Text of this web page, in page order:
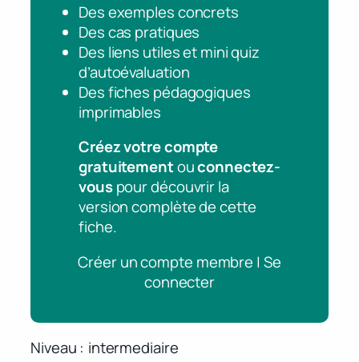
Des exemples concrets
Des cas pratiques
Des liens utiles et mini quiz
d’autoévaluation
Des fiches pédagogiques
imprimables
Créez votre compte
gratuitementouconnectez-
vouspour découvrir la
version complète de cette
fiche.
Créer un compte membre | Se
connecter
Niveau intermediaire